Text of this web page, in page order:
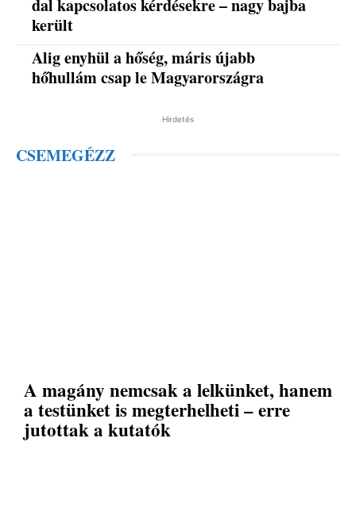
dal kapcsolatos kérdésekre – nagy bajba
került
Alig enyhül a hőség, máris újabb
hőhullám csap le Magyarországra
Hirdetés
CSEMEGÉZZ
A magány nemcsak a lelkünket, hanem
a testünket is megterhelheti – erre
jutottak a kutatók